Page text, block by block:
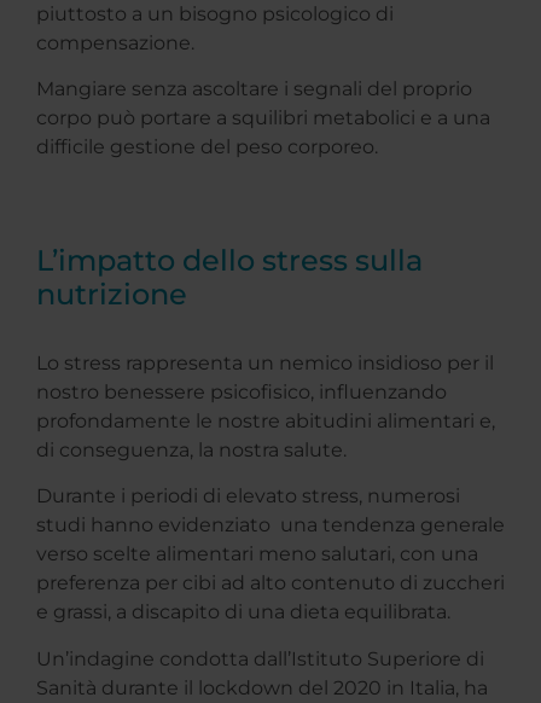
piuttosto a un bisogno psicologico di
compensazione.
Mangiare senza ascoltare i segnali del proprio
corpo può portare a squilibri metabolici e a una
difficile gestione del peso corporeo.
L’impatto dello stress sulla
nutrizione
Lo stress rappresenta un nemico insidioso per il
nostro benessere psicofisico, influenzando
profondamente le nostre abitudini alimentari e,
di conseguenza, la nostra salute.
Durante i periodi di elevato stress, numerosi
studi hanno evidenziato una tendenza generale
verso scelte alimentari meno salutari, con una
preferenza per cibi ad alto contenuto di zuccheri
e grassi, a discapito di una dieta equilibrata.
Un’indagine condotta dall’Istituto Superiore di
Sanità durante il lockdown del 2020 in Italia, ha